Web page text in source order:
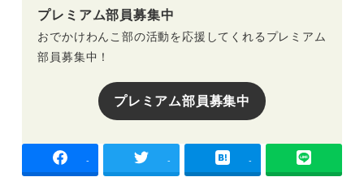
プレミアム部員募集中
おでかけわんこ部の活動を応援してくれるプレミアム
部員募集中！
プレミアム部員募集中
- - -